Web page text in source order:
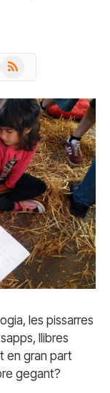
RSS
les pissarres
llibres
en gran part
gegant?